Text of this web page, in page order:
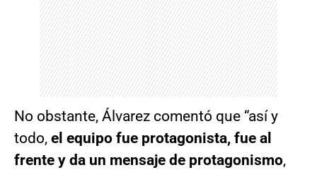
No obstante, Álvarez comentó que “así y
todo, el equipo fue protagonista, fue al
frente y da un mensaje de protagonismo,